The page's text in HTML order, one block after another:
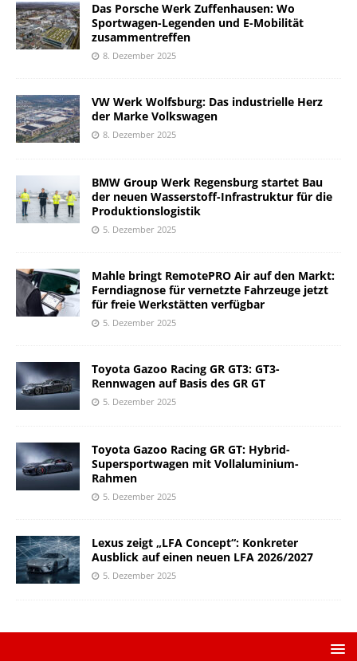
Das Porsche Werk Zuffenhausen: Wo
Sportwagen-Legenden und E-Mobilität
zusammentreffen
8. Dezember 2025
VW Werk Wolfsburg: Das industrielle Herz
der Marke Volkswagen
8. Dezember 2025
BMW Group Werk Regensburg startet Bau
der neuen Wasserstoff-Infrastruktur für die
Produktionslogistik
5. Dezember 2025
Mahle bringt RemotePRO Air auf den Markt:
Ferndiagnose für vernetzte Fahrzeuge jetzt
für freie Werkstätten verfügbar
5. Dezember 2025
Toyota Gazoo Racing GR GT3: GT3-
Rennwagen auf Basis des GR GT
5. Dezember 2025
Toyota Gazoo Racing GR GT: Hybrid-
Supersportwagen mit Vollaluminium-
Rahmen
5. Dezember 2025
Lexus zeigt „LFA Concept“: Konkreter
Ausblick auf einen neuen LFA 2026/2027
5. Dezember 2025